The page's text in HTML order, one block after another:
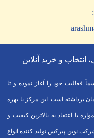
و خرید آنلاین
تولیدی نوین پیرکس " در سال ۱۳۸۲ رسماً فعالیت خود را آغاز نموده و تا
برداشته است. این مرکز با بهره
با اعتقاد به بالاترین کیفیت و
نوین پیرکس تولید کننده انواع